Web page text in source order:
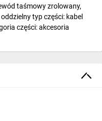
taśmowy zrolowany,
typ części: kabel
części: akcesoria